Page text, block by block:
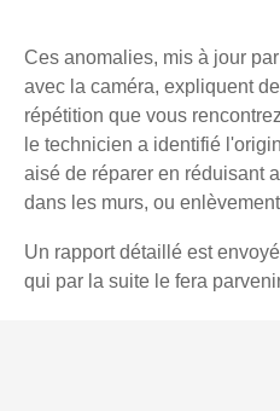
Ces anomalies, mis à jour
avec la caméra, expliquent
répétition que vous
le technicien a identifié
aisé de réparer en réduisant
dans les murs, ou
Un rapport détaillé est
qui par la suite le fera